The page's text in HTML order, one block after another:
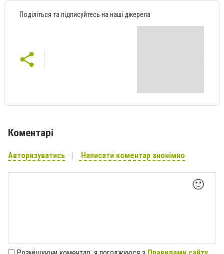
Поділіться та підписуйтесь на наші джерела
Коментарі
Авторизуватись Написати коментар анонімно
🙂